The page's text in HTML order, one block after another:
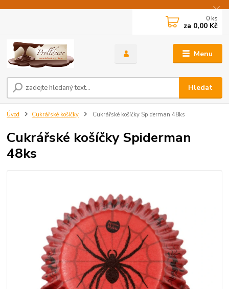
Menu
Hledat
0 ks
za 0,00 Kč
Úvod Cukrářské košíčky Cukrářské košíčky Spiderman 48ks
Cukrářské košíčky Spiderman
48ks